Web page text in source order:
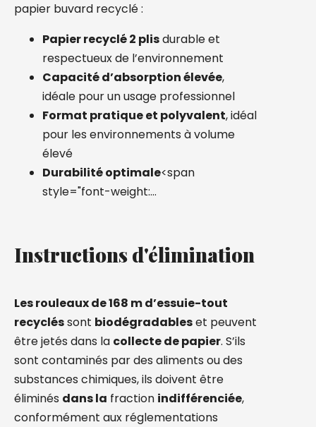
papier buvard recyclé :
Papier recyclé 2 plisdurable et
respectueux de l’environnement
Capacité d’absorption élevée,
idéale pour un usage professionnel
Format pratique et polyvalent, idéal
pour les environnements à volume
élevé
Durabilité optimale<span
style="font-weight:…
Instructions d'élimination
Les rouleaux de 168 m d’essuie-tout
recycléssont biodégradableset peuvent
être jetés dans la collecte de papier. S’ils
sont contaminés par des aliments ou des
substances chimiques, ils doivent être
éliminés dans la fraction indifférenciée,
conformément aux réglementations